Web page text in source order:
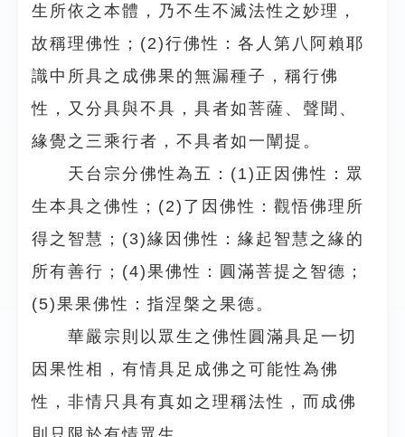
生所依之本體，乃不生不滅法性之妙理，
故稱理佛性；(2)行佛性：各人第八阿賴耶
識中所具之成佛果的無漏種子，稱行佛
性，又分具與不具，具者如菩薩、聲聞、
緣覺之三乘行者，不具者如一闡提。
天台宗分佛性為五：(1)正因佛性：眾
生本具之佛性；(2)了因佛性：觀悟佛理所
得之智慧；(3)緣因佛性：緣起智慧之緣的
所有善行；(4)果佛性：圓滿菩提之智德；
(5)果果佛性：指涅槃之果德。
華嚴宗則以眾生之佛性圓滿具足一切
因果性相，有情具足成佛之可能性為佛
性，非情只具有真如之理稱法性，而成佛